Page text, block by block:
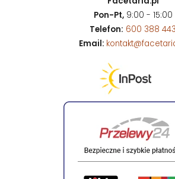
Pon-Pt,9:00 - 15:00
Telefon: 600 388 443
Email: